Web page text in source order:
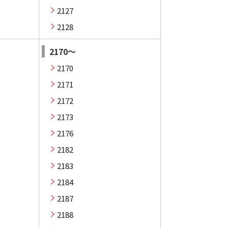
2127
2128
2170～
2170
2171
2172
2173
2176
2182
2183
2184
2187
2188